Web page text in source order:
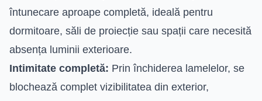
întunecare aproape completă, ideală pentru
dormitoare, săli de proiecție sau spații care necesită
absența luminii exterioare.
Intimitate completă: Prin închiderea lamelelor, se
blochează complet vizibilitatea din exterior,